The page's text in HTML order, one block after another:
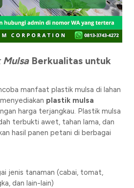
MulsaBerkualitas untuk
manfaat plastik mulsa di lahan
plastik mulsa
harga terjangkau. Plastik mulsa
terbukti awet, tahan lama, dan
hasil panen petani di berbagai
jenis tanaman (cabai, tomat,
dan lain-lain)